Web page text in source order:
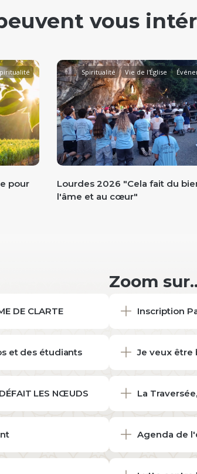
vous
l'Église
pour
Spiritualité Vie de l'Église
Lourdes 2026 "Cela fait du
l'âme et au cœur"
DE CLARTE
et des étudiants
LES NŒUDS
Zoom
Inscription
Je veux être
La
Agenda de